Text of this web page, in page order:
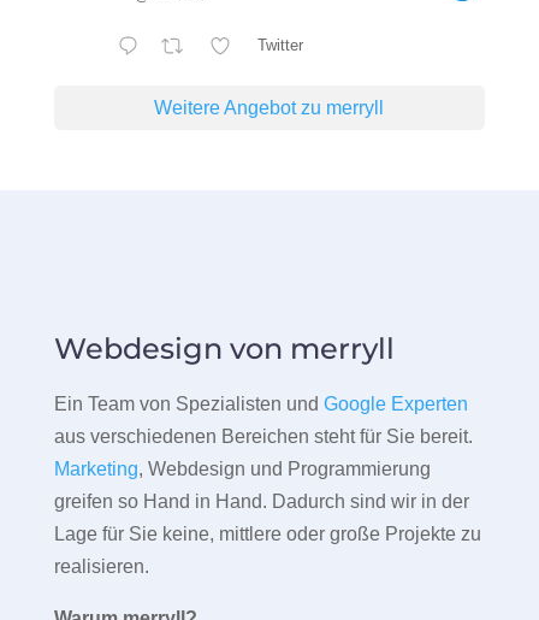
Twitter
Weitere Angebot zu merryll
Webdesign von merryll
Ein Team von Spezialisten und Google Experten
aus verschiedenen Bereichen steht für Sie bereit.
Marketing, Webdesign und Programmierung
greifen so Hand in Hand. Dadurch sind wir in der
Lage für Sie keine, mittlere oder große Projekte zu
realisieren.